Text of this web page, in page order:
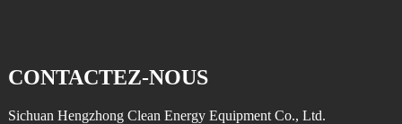
CONTACTEZ-NOUS
Sichuan Hengzhong Clean Energy Equipment Co., Ltd.